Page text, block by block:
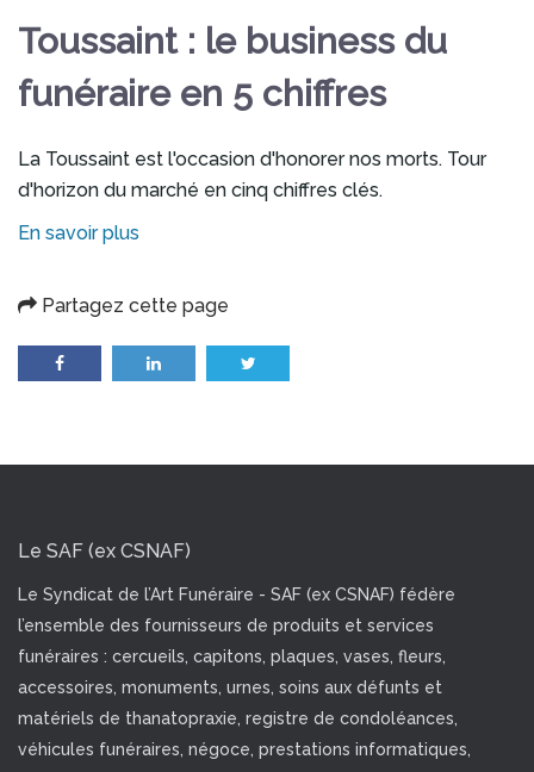
Toussaint : le business du
funéraire en 5 chiffres
La Toussaint est l'occasion d'honorer nos morts. Tour
d'horizon du marché en cinq chiffres clés.
En savoir plus
Partagez cette page
Le SAF (ex CSNAF)
Le Syndicat de l’Art Funéraire - SAF (ex CSNAF) fédère
l’ensemble des fournisseurs de produits et services
funéraires : cercueils, capitons, plaques, vases, fleurs,
accessoires, monuments, urnes, soins aux défunts et
matériels de thanatopraxie, registre de condoléances,
véhicules funéraires, négoce, prestations informatiques,